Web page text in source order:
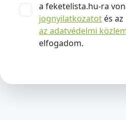
a feketelista.hu-ra
jognyilatkozatot és az
az adatvédelmi
elfogadom.